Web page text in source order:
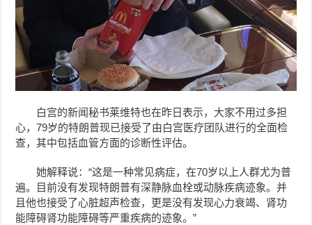
白宫的新闻秘书莱维特也在昨日表示，大家不用过多担
心，79岁的特朗普现已接受了由白宫医疗团队进行的全面检
查，其中包括血管方面的诊断性评估。
她解释说：“这是一种常见病症，在70岁以上人群尤为普
遍。目前没有发现特朗普有深静脉血栓或动脉疾病迹象。并
且他也接受了心脏超声检查，更是没有发现心力衰竭、肾功
能障碍肾功能障碍等严重疾病的迹象。”